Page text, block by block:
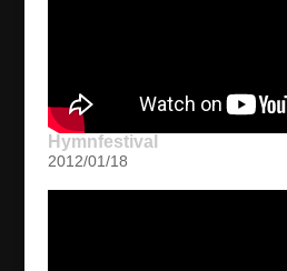
Hymnfestival
2012/01/18